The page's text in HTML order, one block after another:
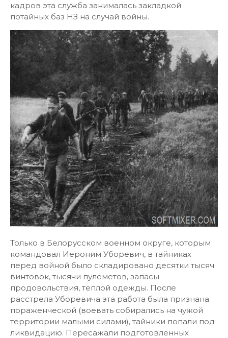
кадров эта служба занималась закладкой
потайных баз НЗ на случай войны.
Только в Белорусском военном округе, которым
командовал Иероним Уборевич, в тайниках
перед войной было складировано десятки тысяч
винтовок, тысячи пулеметов, запасы
продовольствия, теплой одежды. После
расстрела Уборевича эта работа была признана
пораженческой (воевать собирались на чужой
территории малыми силами), тайники попали под
ликвидацию. Пересажали подготовленных